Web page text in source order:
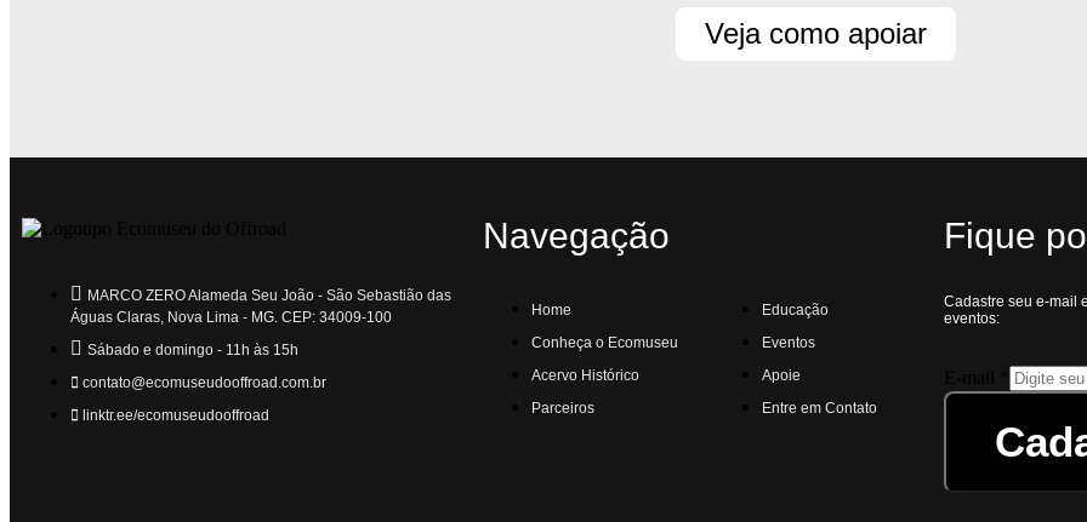
Veja como apoiar
MARCO ZERO Alameda Seu João - São Sebastião das
Águas Claras, Nova Lima - MG. CEP: 34009-100
Sábado e domingo - 11h às 15h
contato@ecomuseudooffroad.com.br
linktr.ee/ecomuseudooffroad
Navegação
Home
Conheça o Ecomuseu
Acervo Histórico
Parceiros
Educação
Eventos
Apoie
Entre em Contato
Fique
Cadastre seu e-mail
eventos:
mail